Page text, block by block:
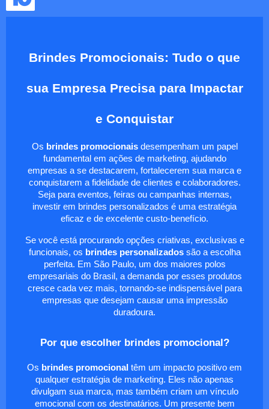
Brindes Promocionais: Tudo o que
sua Empresa Precisa para Impactar
e Conquistar
Os brindes promocionaisdesempenham um papel
fundamental em ações de marketing, ajudando
empresas a se destacarem, fortalecerem sua marca e
conquistarem a fidelidade de clientes e colaboradores.
Seja para eventos, feiras ou campanhas internas,
investir em brindes personalizados é uma estratégia
eficaz e de excelente custo-benefício.
Se você está procurando opções criativas, exclusivas e
funcionais, os brindes personalizadossão a escolha
perfeita. Em São Paulo, um dos maiores polos
empresariais do Brasil, a demanda por esses produtos
cresce cada vez mais, tornando-se indispensável para
empresas que desejam causar uma impressão
duradoura.
Por que escolher brindes promocional?
Os brindes promocional têm um impacto positivo em
qualquer estratégia de marketing. Eles não apenas
divulgam sua marca, mas também criam um vínculo
emocional com os destinatários. Um presente bem